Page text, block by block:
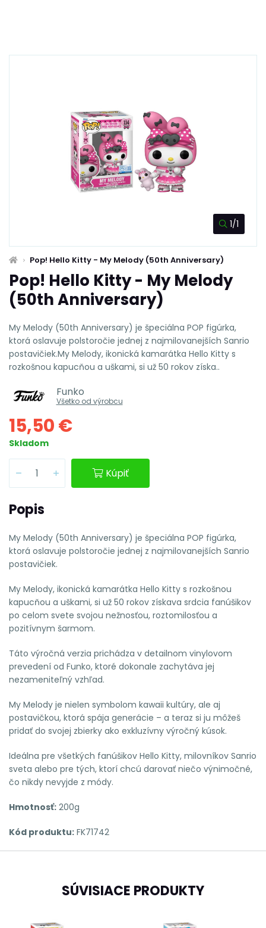
1/1
Pop! Hello Kitty - My Melody (50th Anniversary)
Pop! Hello Kitty - My Melody
(50th Anniversary)
My Melody (50th Anniversary) je špeciálna POP figúrka,
ktorá oslavuje polstoročie jednej z najmilovanejších Sanrio
postavičiek.My Melody, ikonická kamarátka Hello Kitty s
rozkošnou kapucňou a uškami, si už 50 rokov získa..
Funko
Všetko od výrobcu
15,50 €
Skladom
Kúpiť
Popis
My Melody (50th Anniversary) je špeciálna POP figúrka,
ktorá oslavuje polstoročie jednej z najmilovanejších Sanrio
postavičiek.
My Melody, ikonická kamarátka Hello Kitty s rozkošnou
kapucňou a uškami, si už 50 rokov získava srdcia fanúšikov
po celom svete svojou nežnosťou, roztomilosťou a
pozitívnym šarmom.
Táto výročná verzia prichádza v detailnom vinylovom
prevedení od Funko, ktoré dokonale zachytáva jej
nezameniteľný vzhľad.
My Melody je nielen symbolom kawaii kultúry, ale aj
postavičkou, ktorá spája generácie – a teraz si ju môžeš
pridať do svojej zbierky ako exkluzívny výročný kúsok.
Ideálna pre všetkých fanúšikov Hello Kitty, milovníkov Sanrio
sveta alebo pre tých, ktorí chcú darovať niečo výnimočné,
čo nikdy nevyjde z módy.
Hmotnosť: 200g
Kód produktu: FK71742
SÚVISIACE PRODUKTY